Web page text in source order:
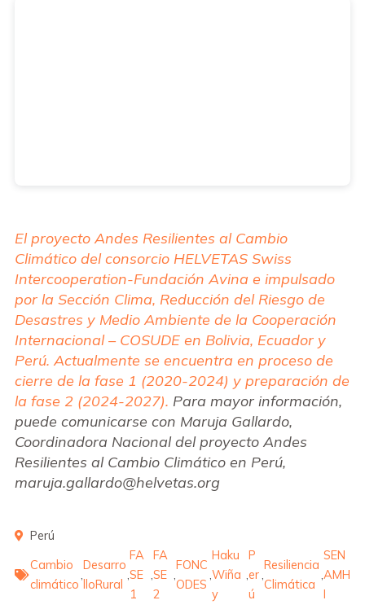
El proyecto Andes Resilientes al Cambio
Climático del consorcio HELVETAS Swiss
Intercooperation-Fundación Avina e impulsado
por la Sección Clima, Reducción del Riesgo de
Desastres y Medio Ambiente de la Cooperación
Internacional – COSUDE en Bolivia, Ecuador y
Perú. Actualmente se encuentra en proceso de
cierre de la fase 1 (2020-2024) y preparación de
la fase 2 (2024-2027). Para mayor información,
puede comunicarse con Maruja Gallardo,
Coordinadora Nacional del proyecto Andes
Resilientes al Cambio Climático en Perú,
maruja.gallardo@helvetas.org
Perú
Cambio
climático
,
Desarro
lloRural
,
FA
SE
1
,
FA
SE
2
,
FONC
ODES
,
Haku
Wiña
y
,
P
er
ú
,
Resiliencia
Climática
,
SEN
AMH
I